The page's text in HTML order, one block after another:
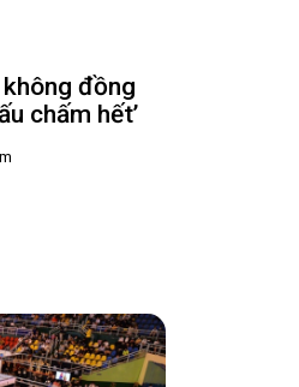
đồng
chấm hết’